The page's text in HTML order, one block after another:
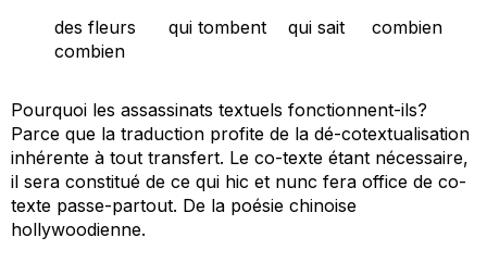
des fleurs qui tombent qui sait combien
combien
Pourquoi les assassinats textuels fonctionnent-ils?
Parce que la traduction profite de la dé-cotextualisation
inhérente à tout transfert. Le co-texte étant nécessaire,
il sera constitué de ce qui hic et nunc fera office de co-
texte passe-partout. De la poésie chinoise
hollywoodienne.